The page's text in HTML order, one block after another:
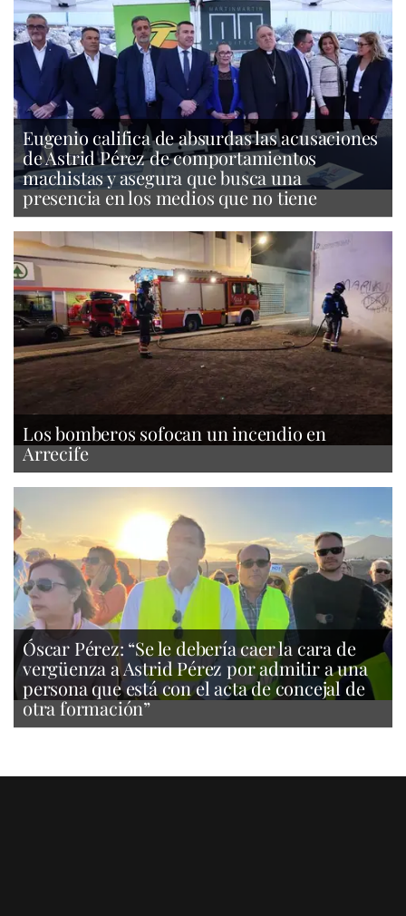
Eugenio califica de absurdas las acusaciones
de Astrid Pérez de comportamientos
machistas y asegura que busca una
presencia en los medios que no tiene
Los bomberos sofocan un incendio en
Arrecife
Óscar Pérez: “Se le debería caer la cara de
vergüenza a Astrid Pérez por admitir a una
persona que está con el acta de concejal de
otra formación”